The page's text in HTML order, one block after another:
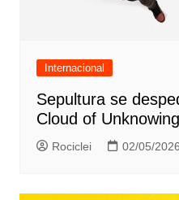
Internacional
Sepultura se
Cloud of
Rociclei 02/05/2026